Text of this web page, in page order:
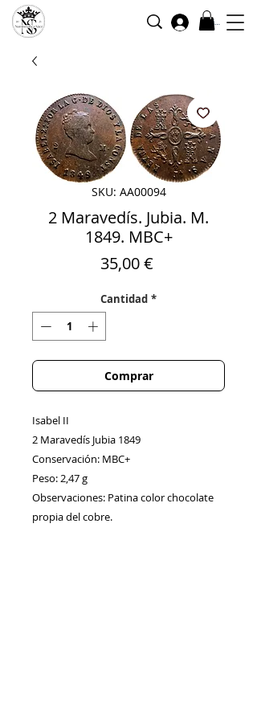
Iniciar sesión
SKU: AA00094
2 Maravedís. Jubia. M.
1849. MBC+
35,00 €Precio
Cantidad *
Comprar
Isabel II
2 Maravedís Jubia 1849
Conservación: MBC+
Peso: 2,47 g
Observaciones: Patina color chocolate
propia del cobre.